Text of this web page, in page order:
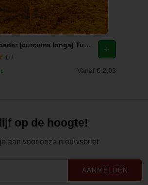
Kurkuma poeder (curcuma longa) Turmeric Geelwortel / Jiang Huang
Vanaf € 2,03
op de hoogte!
aan voor onze nieuwsbrief
AANMELDEN